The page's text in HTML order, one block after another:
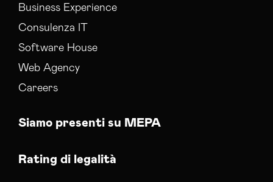
Business Experience
Consulenza IT
Software House
Web Agency
Careers
Siamo presenti su MEPA
Rating di legalità